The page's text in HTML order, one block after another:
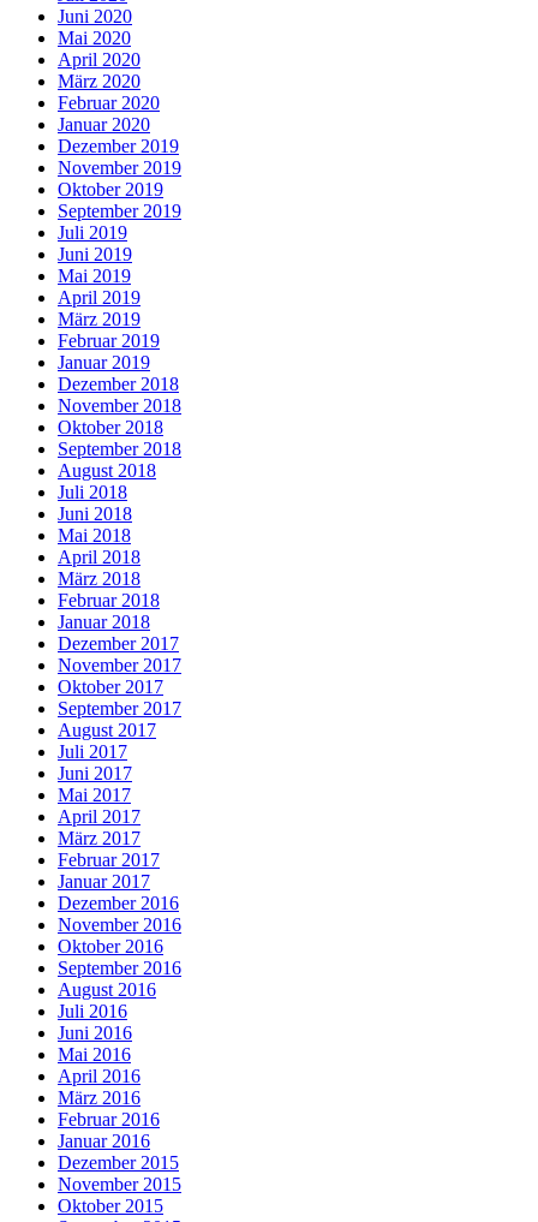
Juni 2020
Mai 2020
April 2020
März 2020
Februar 2020
Januar 2020
Dezember 2019
November 2019
Oktober 2019
September 2019
Juli 2019
Juni 2019
Mai 2019
April 2019
März 2019
Februar 2019
Januar 2019
Dezember 2018
November 2018
Oktober 2018
September 2018
August 2018
Juli 2018
Juni 2018
Mai 2018
April 2018
März 2018
Februar 2018
Januar 2018
Dezember 2017
November 2017
Oktober 2017
September 2017
August 2017
Juli 2017
Juni 2017
Mai 2017
April 2017
März 2017
Februar 2017
Januar 2017
Dezember 2016
November 2016
Oktober 2016
September 2016
August 2016
Juli 2016
Juni 2016
Mai 2016
April 2016
März 2016
Februar 2016
Januar 2016
Dezember 2015
November 2015
Oktober 2015